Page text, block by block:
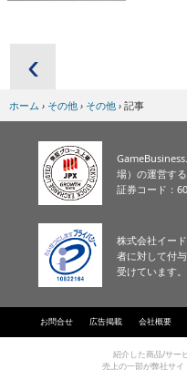
‹
ホーム › その他 › その他 › 記事
場）の運営する
証券コード：
株式会社イー
者に対して付
受けています。
お問合せ 広告掲載 会社概要
紹介した商品/サー
売上の一部が弊社サイ